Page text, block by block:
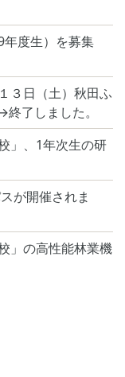
度生）を募集
日（土）秋田ふ
了しました。
」、1年次生の研
が開催されま
」の高性能林業機